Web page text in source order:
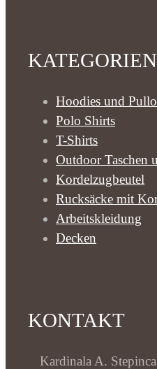
KATEGORIEN
Hoodies und
Polo Shirts
T-Shirts
Outdoor Taschen
Kordelzugbeutel
Rucksäcke mit
Arbeitskleidung
Decken
KONTAKT
Kardinala A.